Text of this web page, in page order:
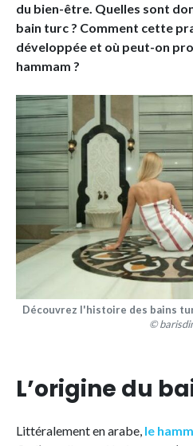
du bien-être. Quelles sont
bain turc ? Comment cette
développée et où peut-on
hammam ?
Découvrez l'histoire des bains
©
L’origine du
Littéralement en arabe, le